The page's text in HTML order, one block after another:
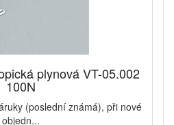
plynová VT-05.002
100N
(poslední známá), při nové
objedn...